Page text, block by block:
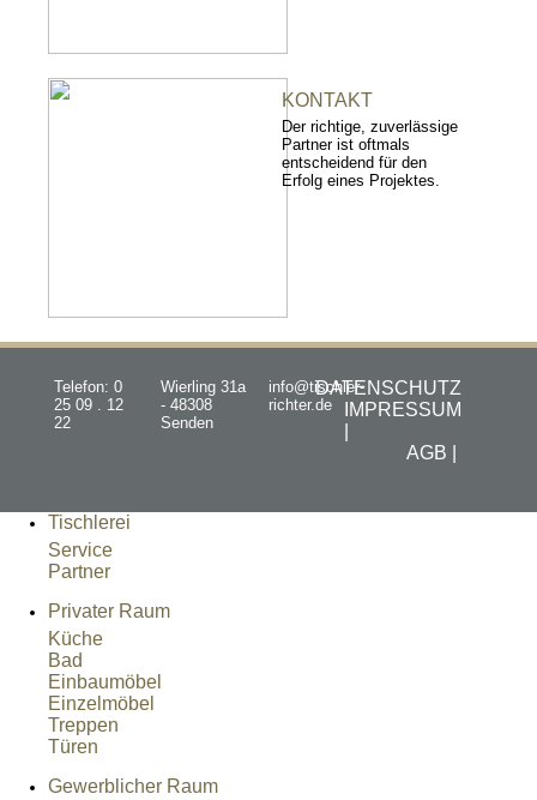
KONTAKT
Der richtige, zuverlässige
Partner ist oftmals
entscheidend für den
Erfolg eines Projektes.
Telefon: 0
25 09 . 12
22
Wierling 31a
- 48308
Senden
info@tischler-
richter.de
DATENSCHUTZ
IMPRESSUM
AGB |
Tischlerei
Service
Partner
Privater Raum
Küche
Bad
Einbaumöbel
Einzelmöbel
Treppen
Türen
Gewerblicher Raum